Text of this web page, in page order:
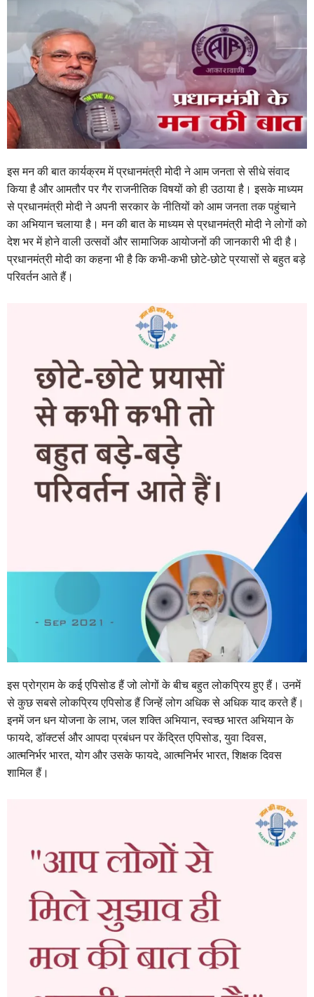
इस मन की बात कार्यक्रम में प्रधानमंत्री मोदी ने आम जनता से सीधे संवाद
किया है और आमतौर पर गैर राजनीतिक विषयों को ही उठाया है। इसके माध्यम
से प्रधानमंत्री मोदी ने अपनी सरकार के नीतियों को आम जनता तक पहुंचाने
का अभियान चलाया है। मन की बात के माध्यम से प्रधानमंत्री मोदी ने लोगों को
देश भर में होने वाली उत्सवों और सामाजिक आयोजनों की जानकारी भी दी है।
प्रधानमंत्री मोदी का कहना भी है कि कभी-कभी छोटे-छोटे प्रयासों से बहुत बड़े
परिवर्तन आते हैं।
इस प्रोग्राम के कई एपिसोड हैं जो लोगों के बीच बहुत लोकप्रिय हुए हैं। उनमें
से कुछ सबसे लोकप्रिय एपिसोड हैं जिन्हें लोग अधिक से अधिक याद करते हैं।
इनमें जन धन योजना के लाभ, जल शक्ति अभियान, स्वच्छ भारत अभियान के
फायदे, डॉक्टर्स और आपदा प्रबंधन पर केंद्रित एपिसोड, युवा दिवस,
आत्मनिर्भर भारत, योग और उसके फायदे, आत्मनिर्भर भारत, शिक्षक दिवस
शामिल हैं।